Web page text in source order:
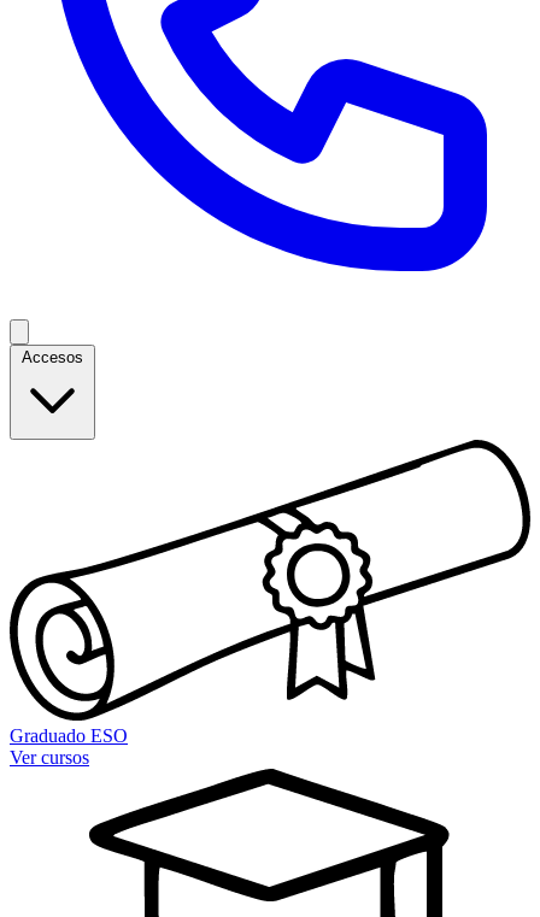
Accesos
Graduado ESO
Ver cursos